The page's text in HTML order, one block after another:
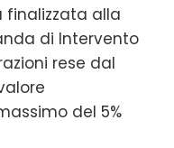
finalizzata alla
di Intervento
rese dal
del 5%